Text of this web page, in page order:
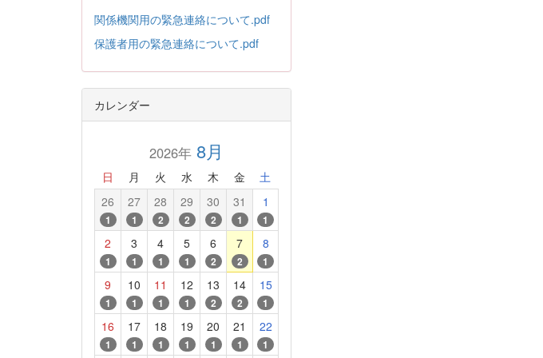
関係機関用の緊急連絡について.pdf
保護者用の緊急連絡について.pdf
カレンダー
2026年8月
日 月 火 水 木 金 土
26
1
27
1
28
2
29
2
30
2
31
1
1
1
2
1
3
1
4
1
5
1
6
2
7
2
8
1
9
1
10
1
11
1
12
1
13
2
14
2
15
1
16
1
17
1
18
1
19
1
20
1
21
1
22
1